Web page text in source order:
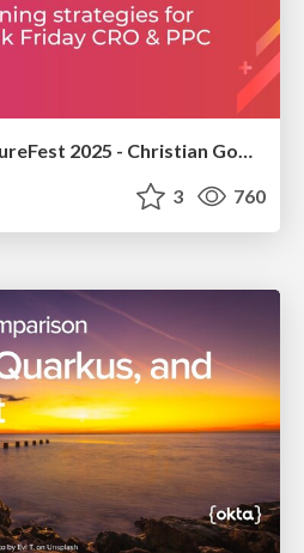
brightonSEO & MeasureFest 2025 - Christian Goodrich - Winning strategies for Black Friday CRO & PPC
3 760